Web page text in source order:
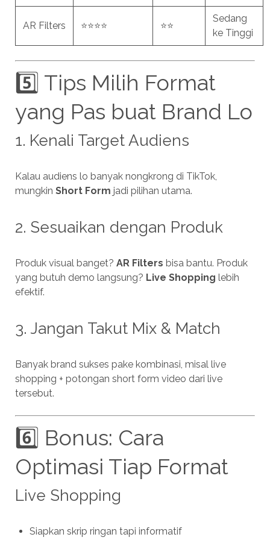
AR Filters ⭐⭐⭐⭐ ⭐⭐
Sedang
ke Tinggi
5️⃣ Tips Milih Format
yang Pas buat Brand Lo
1. Kenali Target Audiens
Kalau audiens lo banyak nongkrong di TikTok,
mungkin Short Form jadi pilihan utama.
2. Sesuaikan dengan Produk
Produk visual banget? AR Filters bisa bantu. Produk
yang butuh demo langsung? Live Shopping lebih
efektif.
3. Jangan Takut Mix & Match
Banyak brand sukses pake kombinasi, misal live
shopping + potongan short form video dari live
tersebut.
6️⃣ Bonus: Cara
Optimasi Tiap Format
Live Shopping
Siapkan skrip ringan tapi informatif